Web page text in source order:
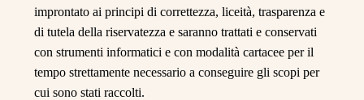
improntato ai principi di correttezza, liceità, trasparenza e
di tutela della riservatezza e saranno trattati e conservati
con strumenti informatici e con modalità cartacee per il
tempo strettamente necessario a conseguire gli scopi per
cui sono stati raccolti.